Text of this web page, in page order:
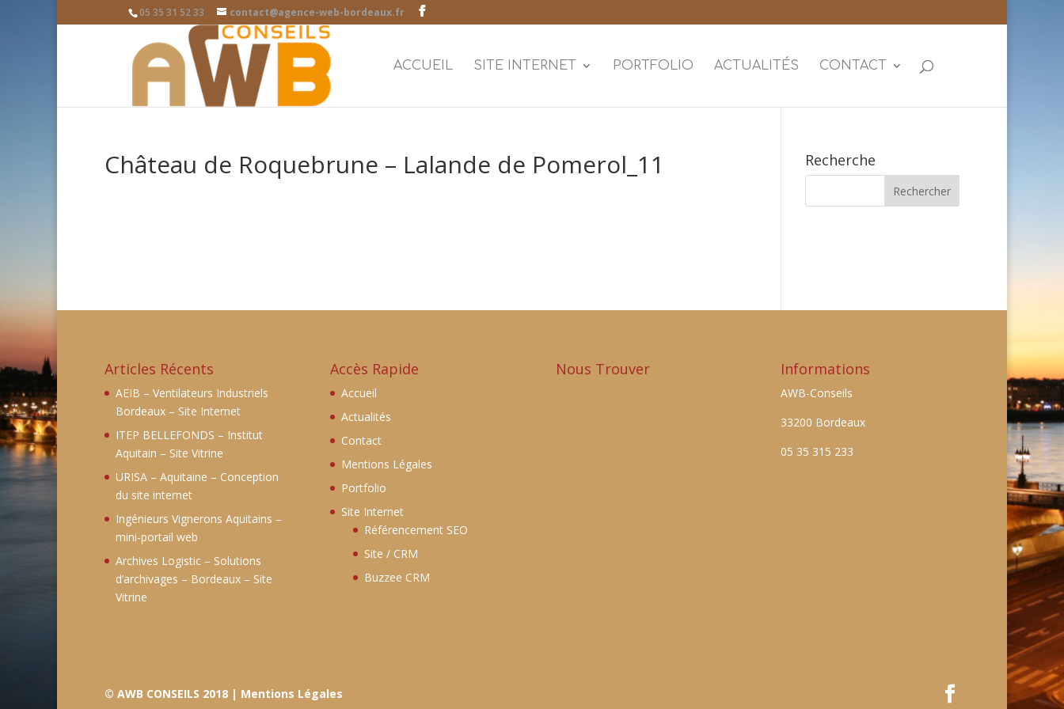
05 35 31 52 33 contact@agence-web-bordeaux.fr
ACCUEIL SITE INTERNET PORTFOLIO ACTUALITÉS CONTACT
Château de Roquebrune – Lalande de Pomerol_11 Recherche
Articles Récents
AEIB – Ventilateurs Industriels
Bordeaux – Site Internet
ITEP BELLEFONDS – Institut
Aquitain – Site Vitrine
URISA – Aquitaine – Conception
du site internet
Ingénieurs Vignerons Aquitains –
mini-portail web
Archives Logistic – Solutions
d’archivages – Bordeaux – Site
Vitrine
Accès Rapide
Accueil
Actualités
Contact
Mentions Légales
Portfolio
Site Internet
Référencement SEO
Site / CRM
Buzzee CRM
Nous Trouver Informations
AWB-Conseils
33200 Bordeaux
05 35 315 233
© AWB CONSEILS 2018 | Mentions Légales